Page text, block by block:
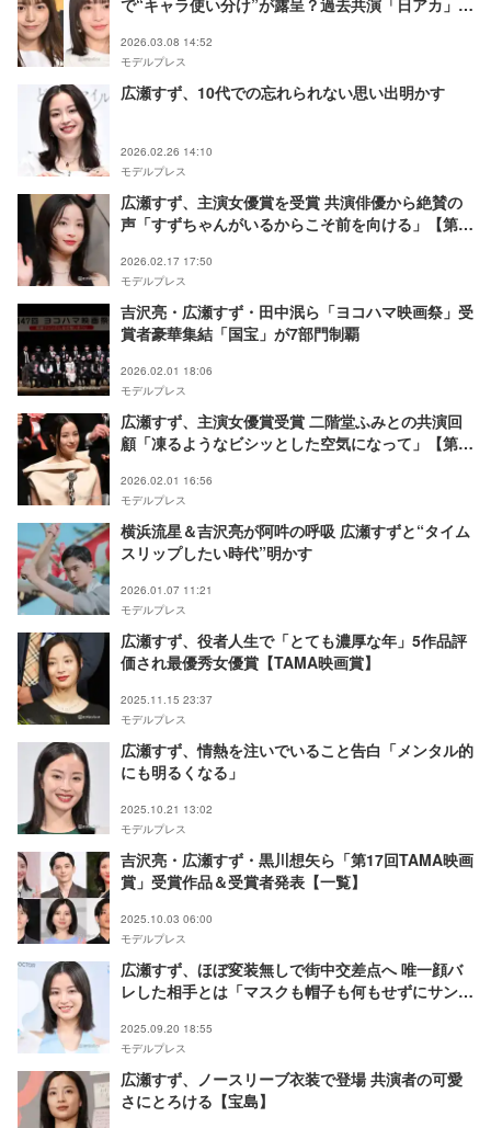
2026.03.08 14:52
モデルプレス
広瀬すず、10代での忘れられない思い出明かす
2026.02.26 14:10
モデルプレス
広瀬すず、主演女優賞を受賞 共演俳優から絶賛の
声「すずちゃんがいるからこそ前を向ける」【第
2026.02.17 17:50
モデルプレス
吉沢亮・広瀬すず・田中泯ら「ヨコハマ映画祭」受
賞者豪華集結「国宝」が7部門制覇
2026.02.01 18:06
モデルプレス
広瀬すず、主演女優賞受賞 二階堂ふみとの共演回
顧「凍るようなビシッとした空気になって」【第
2026.02.01 16:56
モデルプレス
横浜流星＆吉沢亮が阿吽の呼吸 広瀬すずと“タイム
スリップしたい時代”明かす
2026.01.07 11:21
モデルプレス
広瀬すず、役者人生で「とても濃厚な年」5作品評
価され最優秀女優賞【TAMA映画賞】
2025.11.15 23:37
モデルプレス
広瀬すず、情熱を注いでいること告白「メンタル的
にも明るくなる」
2025.10.21 13:02
モデルプレス
吉沢亮・広瀬すず・黒川想矢ら「第17回TAMA映画
賞」受賞作品＆受賞者発表【一覧】
2025.10.03 06:00
モデルプレス
広瀬すず、ほぼ変装無しで街中交差点へ 唯一顔バ
レした相手とは「マスクも帽子も何もせずにサング
2025.09.20 18:55
モデルプレス
広瀬すず、ノースリーブ衣装で登場 共演者の可愛
さにとろける【宝島】